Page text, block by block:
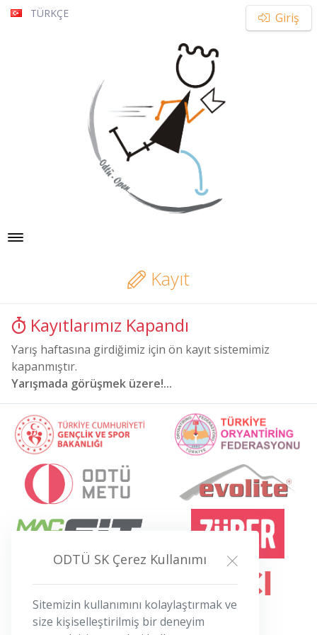
TÜRKÇE Giriş
Toggle navigation
Kayıt
Kayıtlarımız Kapandı
Yarış haftasına girdiğimiz için ön kayıt sistemimiz
kapanmıştır.
Yarışmada görüşmek üzere!...
ODTÜ SK Çerez Kullanımı
Sitemizin kullanımını kolaylaştırmak ve
size kişiselleştirilmiş bir deneyim